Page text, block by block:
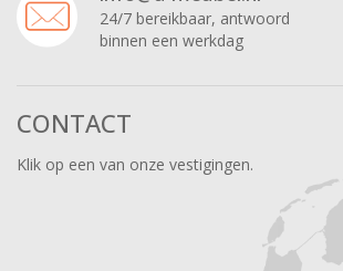
24/7 bereikbaar, antwoord
binnen een werkdag
CONTACT
Klik op een van onze vestigingen.